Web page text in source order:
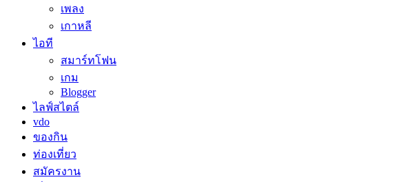
เพลง
เกาหลี
ไอที
สมาร์ทโฟน
เกม
Blogger
ไลฟ์สไตล์
vdo
ของกิน
ท่องเที่ยว
สมัครงาน